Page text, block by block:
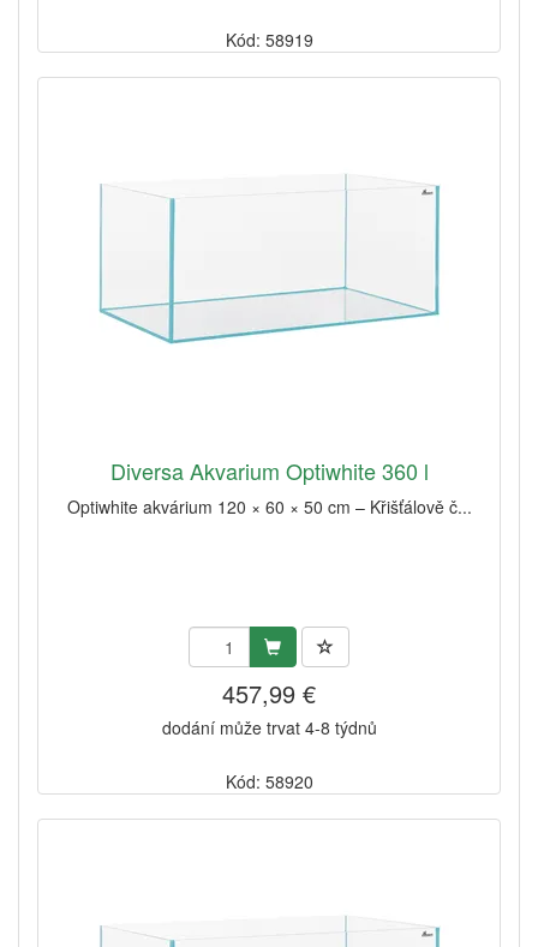
Kód: 58919
Diversa Akvarium Optiwhite 360 l
Optiwhite akvárium 120 × 60 × 50 cm – Křišťálově č...
457,99 €
dodání může trvat 4-8 týdnů
Kód: 58920